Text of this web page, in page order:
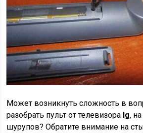
Может возникнуть сложность в
разобрать пульт от телевизора lg,
шурупов? Обратите внимание на